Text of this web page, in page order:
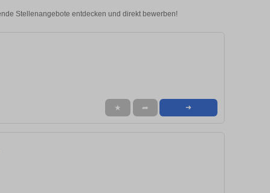
Stellenangebote entdecken und direkt bewerben!
★ ➦ ➜